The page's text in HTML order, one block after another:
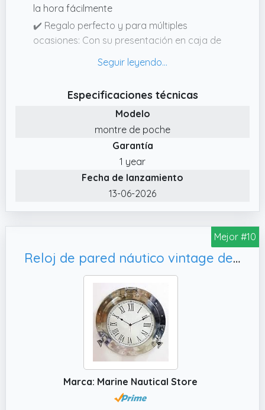
la hora fácilmente
✔️ Regalo perfecto y para múltiples
ocasiones: Con su presentación en caja de
para día de san valentín, cumpleaños,
para fiestas vintage. Es un complemento
distintivo tanto para hombres como para
✔️ Diseño vintage y esfera única: Este reloj de
bolsillo presenta un elegante estilo retro con
una esfera de números romanos calada, lo
que permite admirar su interior. La aguja de
✔️ Especificaciones y funcionalidad:
Diámetro de la esfera: 47 mm; grosor: 13 mm;
"langosta" en la cadena asegura un uso
cómodo y seguro en el día a día
✔️ Material duradero y cadena versátil:
Fabricado con una caja de aleación
resistente y una superficie lisa. Incluye dos
cadenas de 40 cm (cadena de collar) y 37.5
cm (cadena de reloj de bolsillo),permitiendo
usarlo como colgante o guardarlo en el
Especificaciones técnicas
Modelo
montre de poche
Garantía
1 year
Fecha de lanzamiento
13-06-2026
Mejor #10
Reloj de pared náutico vintage de latón marino de 23.5 pulgadas para decoración del hogar
Marca: Marine Nautical Store